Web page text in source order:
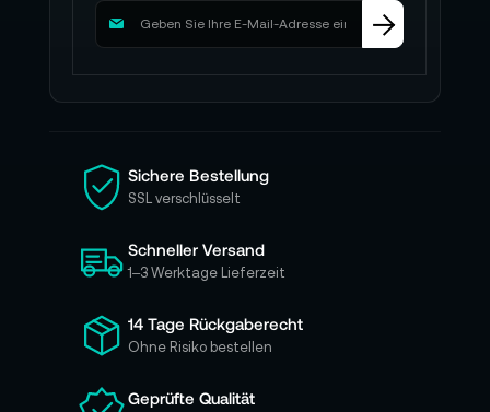
M
d
i
e
s
c
h
ü
r
u
Sichere Bestellung
SSL verschlüsselt
Schneller Versand
1–3 Werktage Lieferzeit
14 Tage Rückgaberecht
Ohne Risiko bestellen
Geprüfte Qualität